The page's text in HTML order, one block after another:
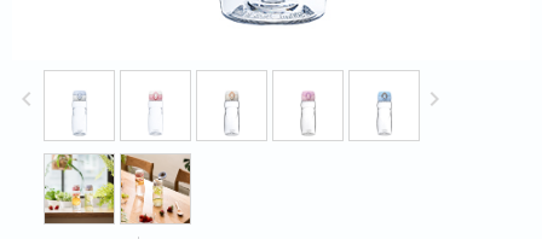
keyboard_arrow_left keyboard_arrow_right